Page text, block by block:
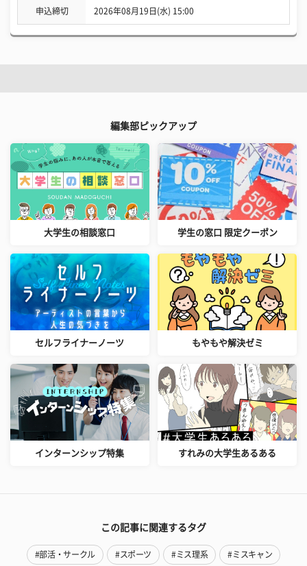
申込締切 2026年08月19日(水) 15:00
編集部ピックアップ
大学生の相談窓口 学生の窓口 限定クーポン
セルフライナーノーツ もやもや解決ゼミ
インターンシップ特集 すれみの大学生あるある
この記事に関連するタグ
#部活・サークル #スポーツ #ミス理系 #ミスキャン